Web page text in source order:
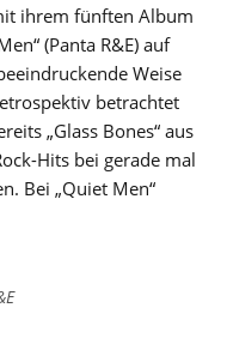
ihrem fünften Album
(Panta R&E) auf
Weise
betrachtet
„Glass Bones“ aus
Hits bei gerade mal
Bei „Quiet Men“